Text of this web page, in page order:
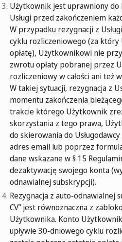
Użytkownik jest uprawniony do
Usługi przed zakończeniem
W przypadku rezygnacji z
cyklu rozliczeniowego (za który
opłatę), Użytkownikowi nie
zwrotu opłaty pobranej przez
rozliczeniowy w całości ani też
W takiej sytuacji, rezygnacja z
momentu zakończenia
trakcie którego Użytkownik
skorzystania z tego prawa,
do skierowania do
adres email lub poprzez
dane wskazane w § 15
dezaktywację swojego konta
odnawialnej subskrypcji).
Rezygnacja z auto-odnawialnej
CV” jest równoznaczna z
Użytkownika. Konto
upływie 30-dniowego cyklu